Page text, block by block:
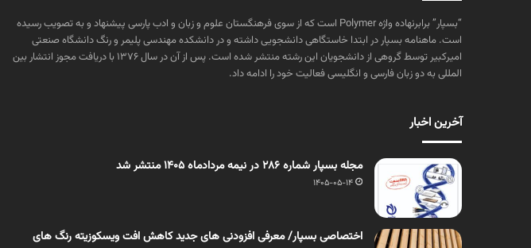
“بسپار” برابرنهاده واژه Polymer است که از سوی فرهنگستان علوم و زبان و ادب پارسی پیشنهاد و به تصویب رسیده
است. ماهنامه بسپار در ابتدا خاستگاهی دانشجویی داشته و در دانشکده مهندسی پلیمر و رنگ دانشگاه صنعتی
امیرکبیر توسط گروهی از دانشجویان این رشته منتشر شده است. پس از آن در سال ۱۳۷۶ با دریافت مجوز انتشار بین
المللی به دو زبان فارسی و انگلیسی فعالیت خود را ادامه داد.
آخرین اخبار
مجله بسپار شماره 286 در نیمه مردادماه 1405 منتشر شد
1405-05-14
اختصاصی بسپار/ معرفی افزودنی های جدید کاهش افت ویسکوزیته رنگ های